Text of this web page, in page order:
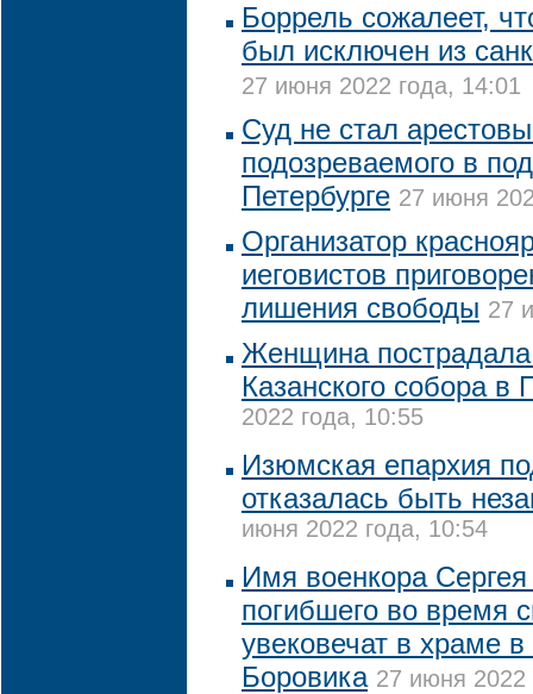
Боррель сожалеет,
был исключен из
27 июня 2022 года, 14:01
Суд не стал
подозреваемого в
Петербурге 27 июня
Организатор
иеговистов
лишения свободы 27
Женщина пострадала
Казанского собора в
2022 года, 10:55
Изюмская епархия
отказалась быть
июня 2022 года, 10:54
Имя военкора
погибшего во время
увековечат в храме
Боровика 27 июня 2022